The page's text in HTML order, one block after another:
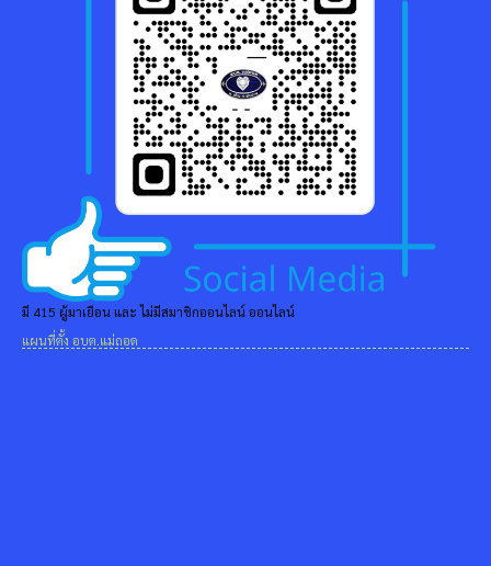
มี 415 ผู้มาเยือน และ ไม่มีสมาชิกออนไลน์ ออนไลน์
แผนที่ตั้ง อบต.แม่ถอด